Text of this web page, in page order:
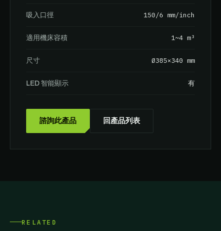
吸入口徑 150/6 mm/inch
適用機床容積 1~4 m³
尺寸 Ø385×340 mm
LED 智能顯示 有
諮詢此產品 回產品列表
RELATED